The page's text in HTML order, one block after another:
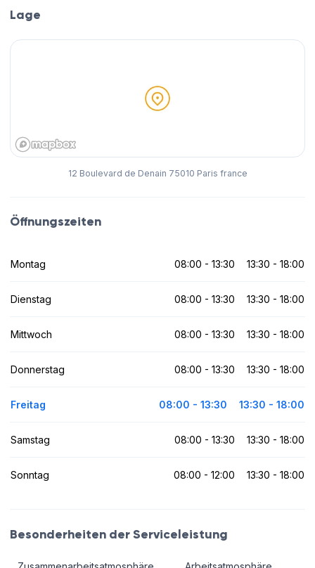
Lage
12 Boulevard de Denain 75010 Paris france
Öffnungszeiten
Montag 08:00 - 13:30 13:30 - 18:00
Dienstag 08:00 - 13:30 13:30 - 18:00
Mittwoch 08:00 - 13:30 13:30 - 18:00
Donnerstag 08:00 - 13:30 13:30 - 18:00
Freitag 08:00 - 13:30 13:30 - 18:00
Samstag 08:00 - 13:30 13:30 - 18:00
Sonntag 08:00 - 12:00 13:30 - 18:00
Besonderheiten der Serviceleistung